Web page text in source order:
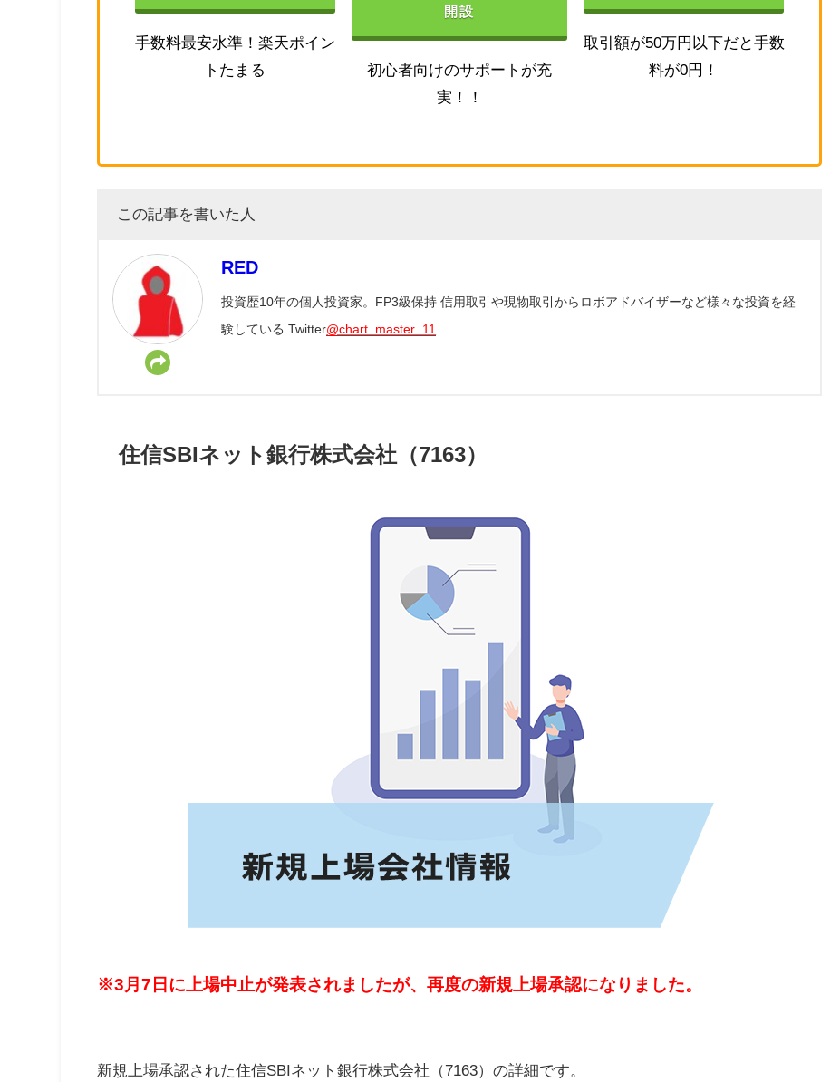
手数料最安水準！楽天ポイン
トたまる
開設
初心者向けのサポートが充
実！！
取引額が50万円以下だと手数
料が0円！
この記事を書いた人
RED
投資歴10年の個人投資家。FP3級保持 信用取引や現物取引からロボアドバイザーなど様々な投資を経
験している Twitter@chart_master_11
住信SBIネット銀行株式会社（7163）
※3月7日に上場中止が発表されましたが、再度の新規上場承認になりました。
新規上場承認された住信SBIネット銀行株式会社（7163）の詳細です。